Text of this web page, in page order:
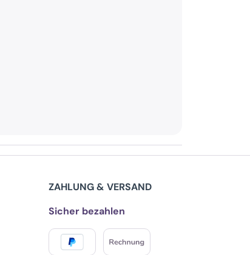
ZAHLUNG & VERSAND
Sicher bezahlen